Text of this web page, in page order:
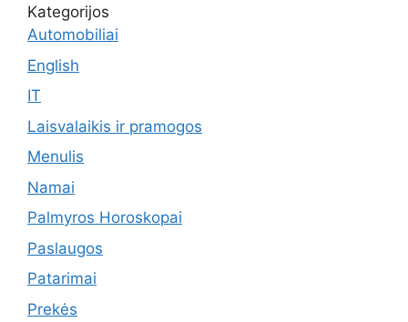
Kategorijos
Automobiliai
English
IT
Laisvalaikis ir pramogos
Menulis
Namai
Palmyros Horoskopai
Paslaugos
Patarimai
Prekės